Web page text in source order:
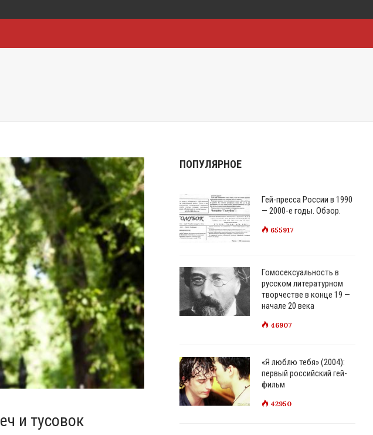
и тусовок
ПОПУЛЯРНОЕ
Гей-пресса России в 1990
— 2000-е годы. Обзор.
655917
Гомосексуальность в
русском литературном
творчестве в конце 19 —
начале 20 века
46907
«Я люблю тебя» (2004):
первый российский гей-
фильм
42950